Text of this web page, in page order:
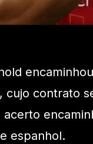
cujo contrato
espanhol.